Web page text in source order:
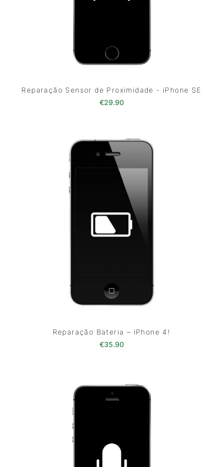
Reparação Sensor de Proximidade - iPhone SE
€29.90
Reparação Bateria – iPhone 4!
€35.90